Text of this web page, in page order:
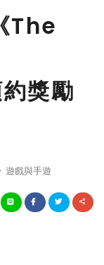
The
獎勵
遊戲與手遊